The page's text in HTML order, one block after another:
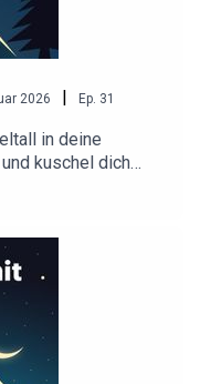
2026 | Ep. 31
in deine
kuschel dich
Werbung
unserer
MediaIn
Dr. Monika
Dr. Monika
E. Fronk